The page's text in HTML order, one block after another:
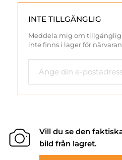
INTE TILLGÄNGLIG
Meddela mig om
inte finns i lager för
Vill du se den
bild från lagret.